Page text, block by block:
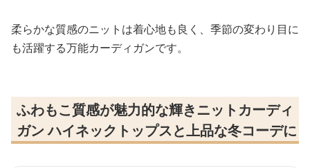
柔らかな質感のニットは着心地も良く、季節の変わり目に
も活躍する万能カーディガンです。
ふわもこ質感が魅力的な輝きニットカーディ
ガン ハイネックトップスと上品な冬コーデに